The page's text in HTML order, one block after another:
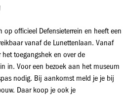
op officieel Defensieterrein en heeft een
vanaf de Lunettenlaan. Vanaf
toegangshek en over de
in. Voor een bezoek aan het museum
nodig. Bij aankomst meld je je bij
Daar koop je ook je